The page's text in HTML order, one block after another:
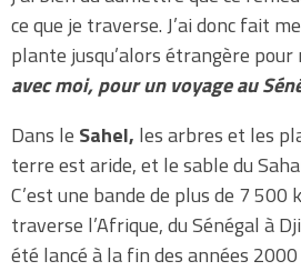
ce que je traverse. J’ai donc fait
plante jusqu’alors étrangère pour
avec moi, pour un voyage au
Dans le Sahel, les arbres et les
terre est aride, et le sable du
C’est une bande de plus de 7 500
traverse l’Afrique, du Sénégal à
été lancé à la fin des années